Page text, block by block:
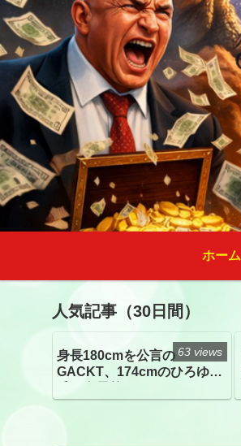
ホーム
人気記事（30日間）
身長180cmを公言の
GACKT、174cmのひろゆき
トざわつき イベントでの写
63 views